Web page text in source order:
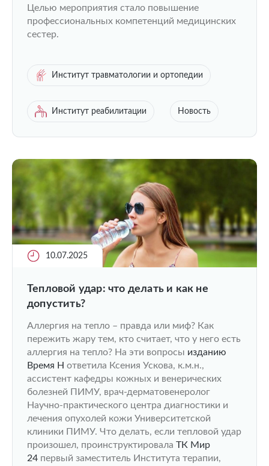
Целью мероприятия стало повышение
профессиональных компетенций медицинских
сестер.
Институт травматологии и ортопедии
Институт реабилитации Новость
10.07.2025
Тепловой удар: что делать и как не
допустить?
Аллергия на тепло – правда или миф? Как
пережить жару тем, кто считает, что у него есть
аллергия на тепло? На эти вопросы изданию
Время Н ответила Ксения Ускова, к.м.н.,
ассистент кафедры кожных и венерических
болезней ПИМУ, врач-дерматовенеролог
Научно-практического центра диагностики и
лечения опухолей кожи Университетской
клиники ПИМУ. Что делать, если тепловой удар
произошел, проинструктировала ТК Мир
24 первый заместитель Института терапии,